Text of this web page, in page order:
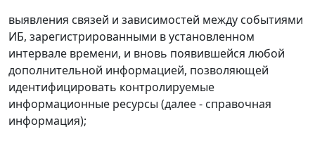
выявления связей и зависимостей между событиями
ИБ, зарегистрированными в установленном
интервале времени, и вновь появившейся любой
дополнительной информацией, позволяющей
идентифицировать контролируемые
информационные ресурсы (далее - справочная
информация);